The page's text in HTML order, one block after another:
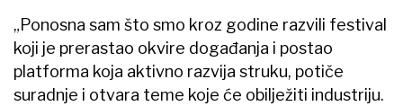
„Ponosna sam što smo kroz godine razvili festival
koji je prerastao okvire događanja i postao
platforma koja aktivno razvija struku, potiče
suradnje i otvara teme koje će obilježiti industriju.